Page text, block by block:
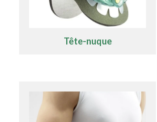
Tête-nuque